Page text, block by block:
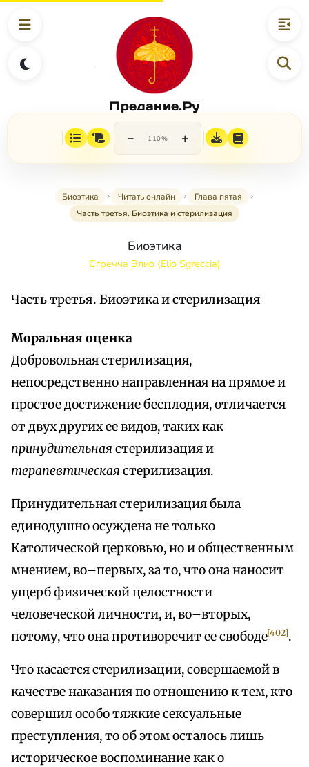
Предание.Ру
− 110% +
Биоэтика Читать онлайн
Глава пятая
Часть третья. Биоэтика и стерилизация
Биоэтика
Сгречча Элио (Elio Sgreccia)
Часть третья. Биоэтика и стерилизация
Моральная оценка
Добровольная стерилизация,
непосредственно направленная на прямое и
простое достижение бесплодия, отличается
от двух других ее видов, таких как
принудительная стерилизация и
терапевтическая стерилизация.
Принудительная стерилизация была
единодушно осуждена не только
Католической церковью, но и общественным
мнением, во–первых, за то, что она наносит
ущерб физической целостности
человеческой личности, и, во–вторых,
потому, что она противоречит ее свободе[402].
Что касается стерилизации, совершаемой в
качестве наказания по отношению к тем, кто
совершил особо тяжкие сексуальные
преступления, то об этом осталось лишь
историческое воспоминание как о